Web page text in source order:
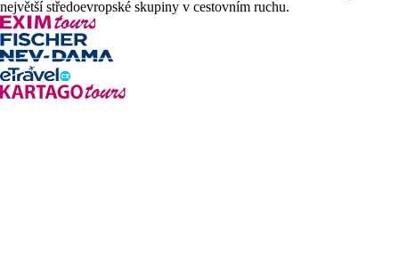
největší středoevropské skupiny v cestovním ruchu.